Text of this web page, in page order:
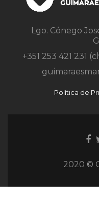
Lgo. Cónego
+351 253 421 231
Política de
2020 ©